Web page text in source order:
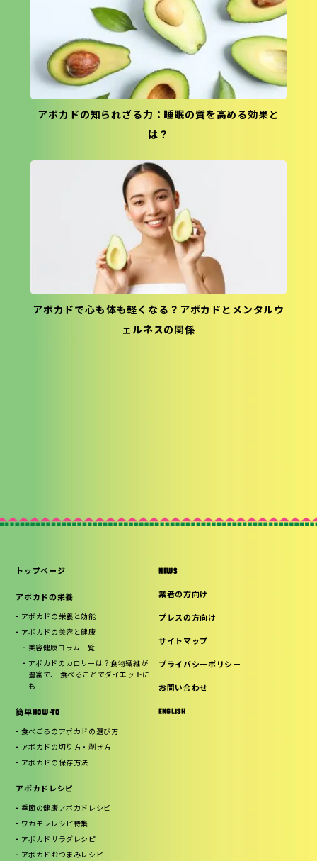
アボカドの知られざる力：睡眠の質を高める効果と
は？
アボカドで心も体も軽くなる？アボカドとメンタルウ
ェルネスの関係
トップページ
アボカドの栄養
アボカドの栄養と効能
アボカドの美容と健康
美容健康コラム一覧
アボカドのカロリーは？食物繊維が
豊富で、 食べることでダイエットに
も
簡単HOW-TO
食べごろのアボカドの選び方
アボカドの切り方・剥き方
アボカドの保存方法
アボカドレシピ
季節の健康アボカドレシピ
ワカモレレシピ特集
アボカドサラダレシピ
アボカドおつまみレシピ
NEWS
業者の方向け
プレスの方向け
サイトマップ
プライバシーポリシー
お問い合わせ
ENGLISH